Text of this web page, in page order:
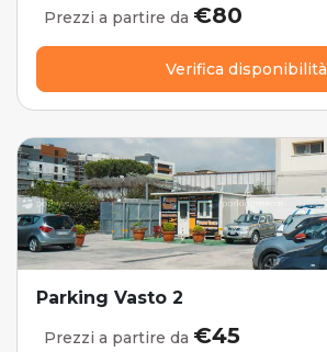
Prezzi a partire da €80
Verifica disponibilità
Parking Vasto 2
Prezzi a partire da €45